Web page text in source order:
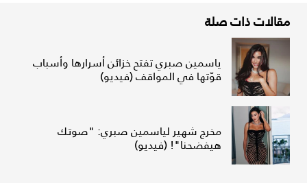
مقالات ذات صلة
ياسمين صبري تفتح خزائن أسرارها وأسباب
قوّتها في المواقف (فيديو)
مخرج شهير لياسمين صبري: "صوتك
هيفضحنا"! (فيديو)